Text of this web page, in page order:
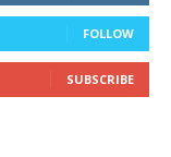
FOLLOW
SUBSCRIBE